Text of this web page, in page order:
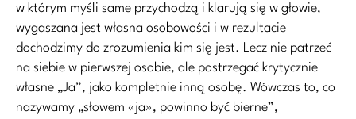
w którym myśli same przychodzą i klarują się w głowie,
wygaszana jest własna osobowości i w rezultacie
dochodzimy do zrozumienia kim się jest. Lecz nie patrzeć
na siebie w pierwszej osobie, ale postrzegać krytycznie
własne „Ja”, jako kompletnie inną osobę. Wówczas to, co
nazywamy „słowem «ja», powinno być bierne”,